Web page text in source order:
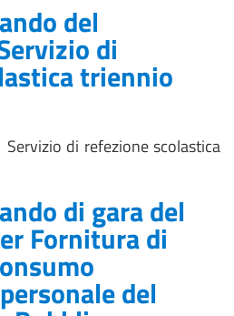
del
di
triennio
di refezione scolastica
di gara del
Fornitura di
del